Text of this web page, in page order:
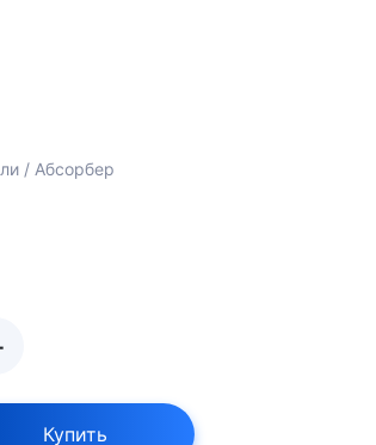
/ Абсорбер
Купить